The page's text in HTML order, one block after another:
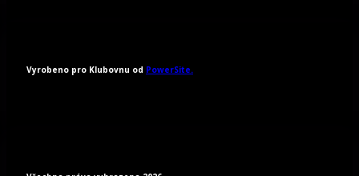
Vyrobeno pro Klubovnu od PowerSite.